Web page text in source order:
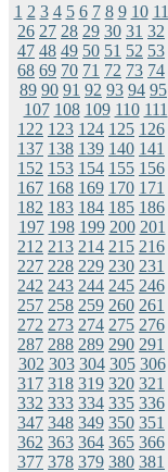
1 2 3 4 5 6 7 8 9 10 11
26 27 28 29 30 31 32
47 48 49 50 51 52 53
68 69 70 71 72 73 74
89 90 91 92 93 94 95
107 108 109 110 111
122 123 124 125 126
137 138 139 140 141
152 153 154 155 156
167 168 169 170 171
182 183 184 185 186
197 198 199 200 201
212 213 214 215 216
227 228 229 230 231
242 243 244 245 246
257 258 259 260 261
272 273 274 275 276
287 288 289 290 291
302 303 304 305 306
317 318 319 320 321
332 333 334 335 336
347 348 349 350 351
362 363 364 365 366
377 378 379 380 381